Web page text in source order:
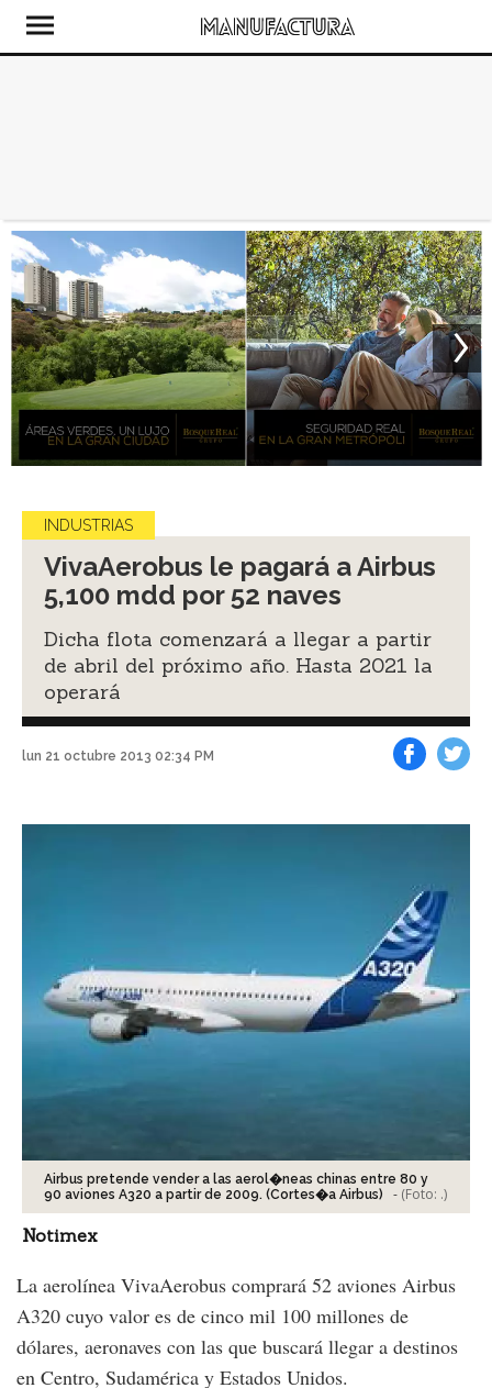
INDUSTRIAS
VivaAerobus le pagará a Airbus
5,100 mdd por 52 naves
Dicha flota comenzará a llegar a partir
de abril del próximo año. Hasta 2021 la
operará
lun 21 octubre 2013 02:34 PM
Airbus pretende vender a las aerol�neas chinas entre 80 y
90 aviones A320 a partir de 2009. (Cortes�a Airbus)
- (Foto: .)
Notimex
La aerolínea VivaAerobus comprará 52 aviones Airbus
A320 cuyo valor es de cinco mil 100 millones de
dólares, aeronaves con las que buscará llegar a destinos
en Centro, Sudamérica y Estados Unidos.